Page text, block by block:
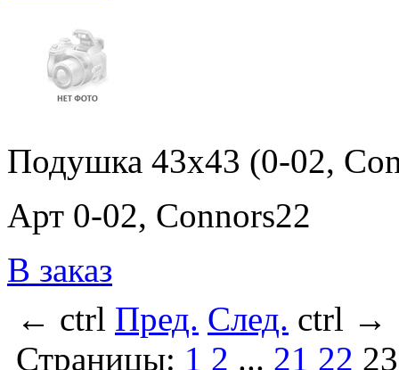
Подушка 43x43 (0-02,
Арт 0-02, Connors22
В заказ
← ctrl Пред. След. ctrl →
Страницы: 1 2 ... 21 22 23